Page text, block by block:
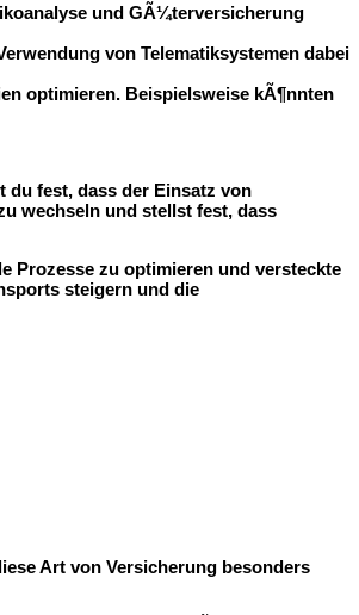
und GÃ¼terversicherung
von Telematiksystemen dabei
optimieren. Beispielsweise kÃ¶nnten
du fest, dass der Einsatz von
wechseln und stellst fest, dass
Prozesse zu optimieren und versteckte
steigern und die
Art von Versicherung besonders